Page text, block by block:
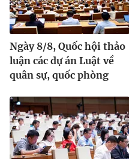
Ngày 8/8, Quốc hội thảo
luận các dự án Luật về
quân sự, quốc phòng